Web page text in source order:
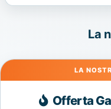
La
Gas
Offerta